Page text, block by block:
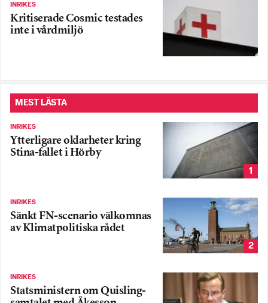
INRIKES
Kritiserade Cosmic testades
inte i vårdmiljö
MEST LÄSTA
INRIKES
Ytterligare oklarheter kring
Stina-fallet i Hörby
1
INRIKES
Sänkt FN-scenario välkomnas
av Klimatpolitiska rådet
2
INRIKES
Statsministern om Quisling-